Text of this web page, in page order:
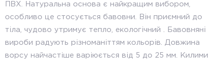
ПВХ. Натуральна основа є найкращим вибором,
особливо це стосується бавовни. Він приємний до
тіла, чудово утримує тепло, екологічний . Бавовняні
вироби радують різноманіттям кольорів. Довжина
ворсу найчастіше варіюється від 5 до 25 мм. Килими